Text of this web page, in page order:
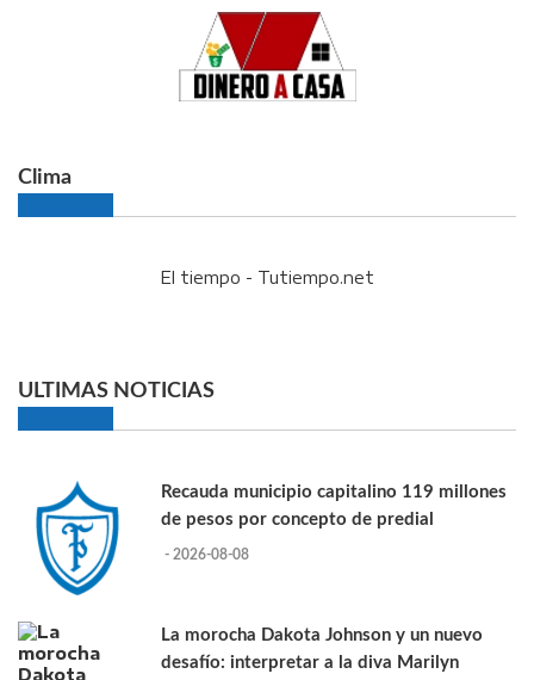
Clima
El tiempo - Tutiempo.net
ULTIMAS NOTICIAS
Recauda municipio capitalino 119 millones
de pesos por concepto de predial
- 2026-08-08
La morocha Dakota Johnson y un nuevo
desafío: interpretar a la diva Marilyn